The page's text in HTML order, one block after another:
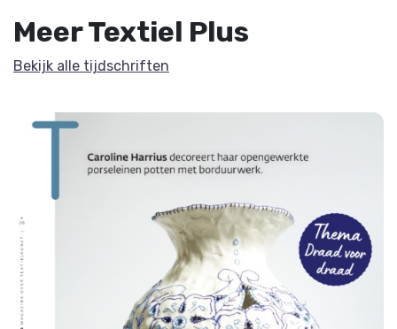
Meer Textiel Plus
Bekijk alle tijdschriften